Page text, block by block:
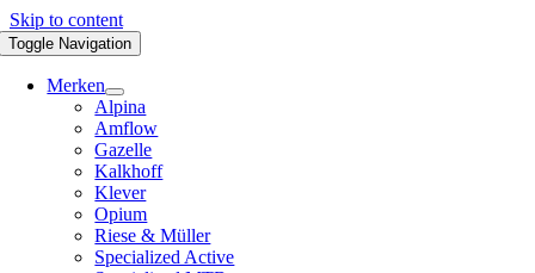
Skip to content
Toggle Navigation
Merken
Alpina
Amflow
Gazelle
Kalkhoff
Klever
Opium
Riese & Müller
Specialized Active